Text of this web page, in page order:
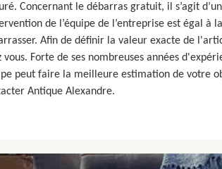
Concernant le débarras gratuit, il s’agit
de l’équipe de l’entreprise est égal à
Afin de définir la valeur exacte de
vous. Forte de ses nombreuses années
peut faire la meilleure estimation de votre
Antique Alexandre.